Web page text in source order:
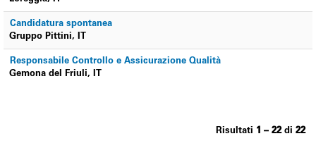
Candidatura spontanea
Gruppo Pittini, IT
Responsabile Controllo e Assicurazione Qualità
Gemona del Friuli, IT
Risultati 1 – 22di 22